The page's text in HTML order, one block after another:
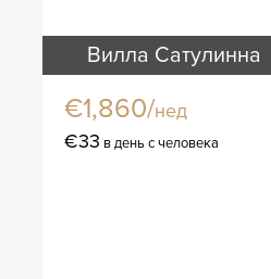
Вилла Сатулинна
€1,860/нед
€33 в день с человека